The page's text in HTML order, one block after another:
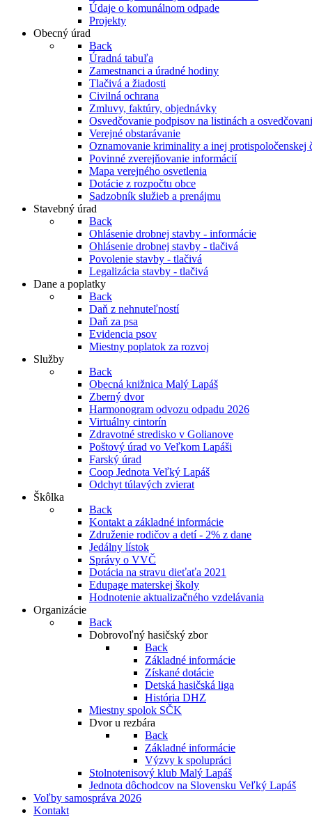
Údaje o komunálnom odpade
Projekty
Obecný úrad
Back
Úradná tabuľa
Zamestnanci a úradné hodiny
Tlačivá a žiadosti
Civilná ochrana
Zmluvy, faktúry, objednávky
Osvedčovanie podpisov na listinách a
Verejné obstarávanie
Oznamovanie kriminality a inej protispoločenskej
Povinné zverejňovanie informácií
Mapa verejného osvetlenia
Dotácie z rozpočtu obce
Sadzobník služieb a prenájmu
Stavebný úrad
Back
Ohlásenie drobnej stavby - informácie
Ohlásenie drobnej stavby - tlačivá
Povolenie stavby - tlačivá
Legalizácia stavby - tlačivá
Dane a poplatky
Back
Daň z nehnuteľností
Daň za psa
Evidencia psov
Miestny poplatok za rozvoj
Služby
Back
Obecná knižnica Malý Lapáš
Zberný dvor
Harmonogram odvozu odpadu 2026
Virtuálny cintorín
Zdravotné stredisko v Golianove
Poštový úrad vo Veľkom Lapáši
Farský úrad
Coop Jednota Veľký Lapáš
Odchyt túlavých zvierat
Škôlka
Back
Kontakt a základné informácie
Združenie rodičov a detí - 2% z dane
Jedálny lístok
Správy o VVČ
Dotácia na stravu dieťaťa 2021
Edupage materskej školy
Hodnotenie aktualizačného vzdelávania
Organizácie
Back
Dobrovoľný hasičský zbor
Back
Základné informácie
Získané dotácie
Detská hasičská liga
História DHZ
Miestny spolok SČK
Dvor u rezbára
Back
Základné informácie
Výzvy k spolupráci
Stolnotenisový klub Malý Lapáš
Jednota dôchodcov na Slovensku Veľký Lapáš
Voľby samospráva 2026
Kontakt